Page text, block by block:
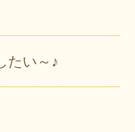
たい～♪